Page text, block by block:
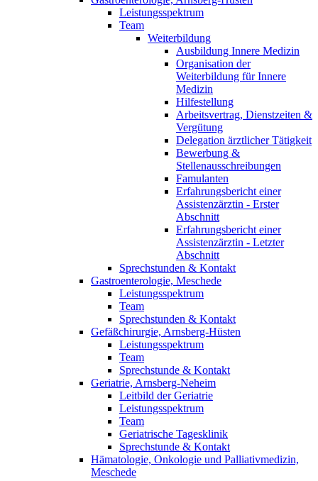
Leistungsspektrum
Team
Weiterbildung
Ausbildung Innere Medizin
Organisation der
Weiterbildung für Innere
Medizin
Hilfestellung
Arbeitsvertrag, Dienstzeiten &
Vergütung
Delegation ärztlicher Tätigkeit
Bewerbung &
Stellenausschreibungen
Famulanten
Erfahrungsbericht einer
Assistenzärztin - Erster
Abschnitt
Erfahrungsbericht einer
Assistenzärztin - Letzter
Abschnitt
Sprechstunden & Kontakt
Gastroenterologie, Meschede
Leistungsspektrum
Team
Sprechstunden & Kontakt
Gefäßchirurgie, Arnsberg-Hüsten
Leistungsspektrum
Team
Sprechstunde & Kontakt
Geriatrie, Arnsberg-Neheim
Leitbild der Geriatrie
Leistungsspektrum
Team
Geriatrische Tagesklinik
Sprechstunde & Kontakt
Hämatologie, Onkologie und Palliativmedizin,
Meschede